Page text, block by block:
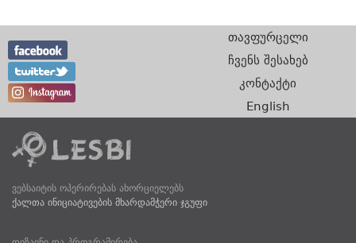
თავფურცელი
ჩვენს შესახებ
კონტაქტი
English
ვებსაიტის ოპერირებას ახორციელებს
ქალთა ინიციატივების მხარდამჭერი ჯგუფი